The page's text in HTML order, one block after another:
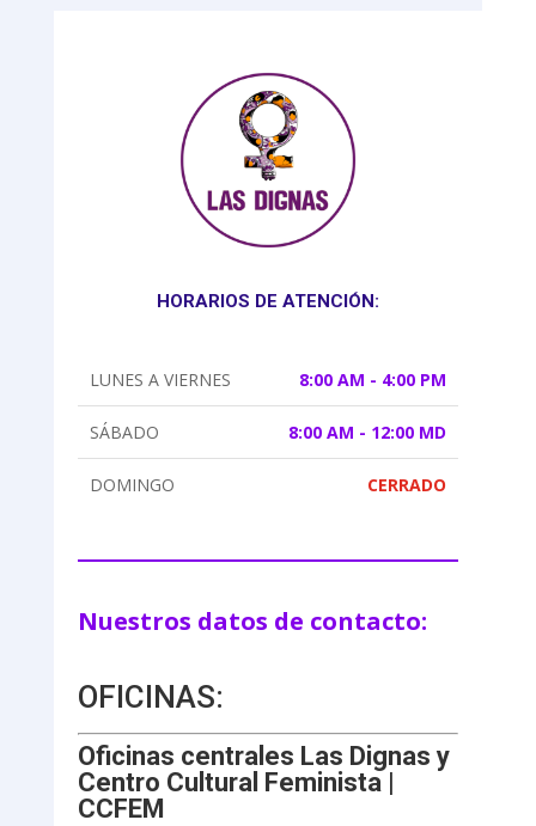
HORARIOS DE ATENCIÓN:
LUNES A VIERNES 8:00 AM - 4:00 PM
SÁBADO 8:00 AM - 12:00 MD
DOMINGO CERRADO
Nuestros datos de contacto:
OFICINAS:
Oficinas centrales Las Dignas y
Centro Cultural Feminista |
CCFEM